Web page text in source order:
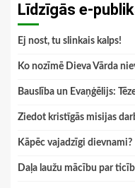
Līdzīgās e-
Ej nost, tu slinkais kalps!
Ko nozīmē Dieva Vārda
Bauslība un Evaņģēlijs:
Ziedot kristīgās misijas
Kāpēc vajadzīgi dievnami?
Daļa laužu mācību par